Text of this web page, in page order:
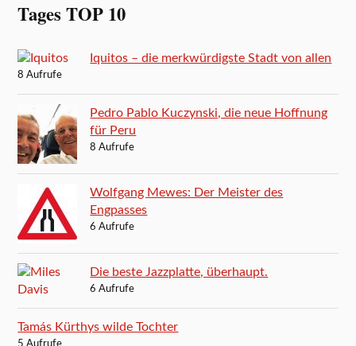
Tages TOP 10
Iquitos – die merkwürdigste Stadt von allen
8 Aufrufe
Pedro Pablo Kuczynski, die neue Hoffnung
für Peru
8 Aufrufe
Wolfgang Mewes: Der Meister des
Engpasses
6 Aufrufe
Die beste Jazzplatte, überhaupt.
6 Aufrufe
Tamás Kürthys wilde Tochter